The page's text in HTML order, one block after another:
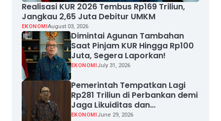
Realisasi KUR 2026 Tembus Rp169 Triliun,
Jangkau 2,65 Juta Debitur UMKM
EKONOMIAugust 03, 2026
Dimintai Agunan Tambahan
Saat Pinjam KUR Hingga Rp100
Juta, Segera Laporkan!
EKONOMIJuly 31, 2026
Pemerintah Tempatkan Lagi
Rp281 Triliun di Perbankan demi
Jaga Likuiditas dan
Pertumbuhan Kredit
EKONOMIJune 29, 2026